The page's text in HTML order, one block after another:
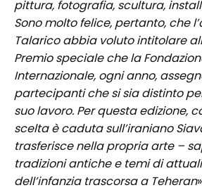
pittura, fotografia, scultura,
Sono molto felice, pertanto, che
Talarico abbia voluto intitolare
Premio speciale che la
Internazionale, ogni anno,
partecipanti che si sia distinto
suo lavoro. Per questa edizione,
scelta è caduta sull’iraniano
trasferisce nella propria arte –
tradizioni antiche e temi di
dell’infanzia trascorsa a Teheran